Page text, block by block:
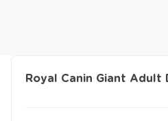
Royal Canin Giant Adult